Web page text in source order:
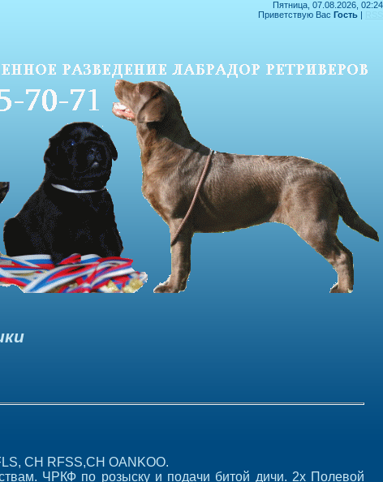
Пятница, 07.08.2026, 02:24
Приветствую Вас Гость |
CH RFSS,CH OANKOO.
ЧРКФ по розыску и подачи битой дичи. 2х Полевой